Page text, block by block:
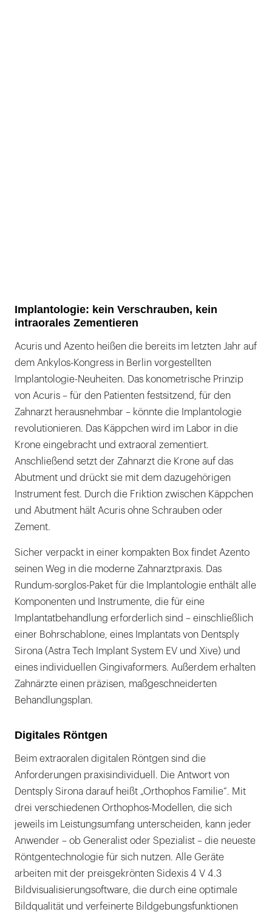
Implantologie: kein Verschrauben, kein
intraorales Zementieren
Acuris und Azento heißen die bereits im letzten Jahr auf
dem Ankylos-Kongress in Berlin vorgestellten
Implantologie-Neuheiten. Das konometrische Prinzip
von Acuris – für den Patienten festsitzend, für den
Zahnarzt herausnehmbar – könnte die Implantologie
revolutionieren. Das Käppchen wird im Labor in die
Krone eingebracht und extraoral zementiert.
Anschließend setzt der Zahnarzt die Krone auf das
Abutment und drückt sie mit dem dazugehörigen
Instrument fest. Durch die Friktion zwischen Käppchen
und Abutment hält Acuris ohne Schrauben oder
Zement.
Sicher verpackt in einer kompakten Box findet Azento
seinen Weg in die moderne Zahnarztpraxis. Das
Rundum-sorglos-Paket für die Implantologie enthält alle
Komponenten und Instrumente, die für eine
Implantatbehandlung erforderlich sind – einschließlich
einer Bohrschablone, eines Implantats von Dentsply
Sirona (Astra Tech Implant System EV und Xive) und
eines individuellen Gingivaformers. Außerdem erhalten
Zahnärzte einen präzisen, maßgeschneiderten
Behandlungsplan.
Digitales Röntgen
Beim extraoralen digitalen Röntgen sind die
Anforderungen praxisindividuell. Die Antwort von
Dentsply Sirona darauf heißt „Orthophos Familie“. Mit
drei verschiedenen Orthophos-Modellen, die sich
jeweils im Leistungsumfang unterscheiden, kann jeder
Anwender – ob Generalist oder Spezialist – die neueste
Röntgentechnologie für sich nutzen. Alle Geräte
arbeiten mit der preisgekrönten Sidexis 4 V 4.3
Bildvisualisierungsoftware, die durch eine optimale
Bildqualität und verfeinerte Bildgebungsfunktionen